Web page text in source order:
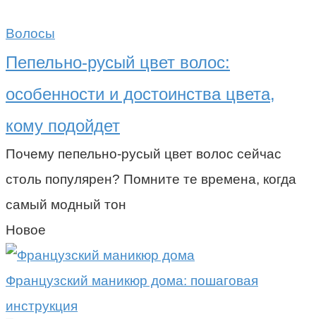
Волосы
Пепельно-русый цвет волос:
особенности и достоинства цвета,
кому подойдет
Почему пепельно-русый цвет волос сейчас
столь популярен? Помните те времена, когда
самый модный тон
Новое
Французский маникюр дома: пошаговая
инструкция